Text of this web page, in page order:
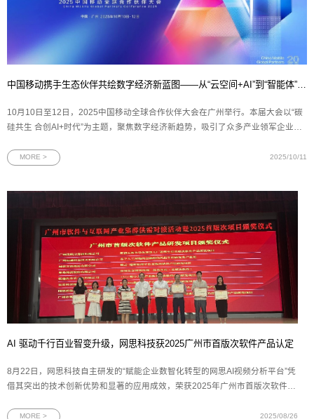
中国移动携手生态伙伴共绘数字经济新蓝图——从“云空间+AI”到“智能体”，再到“数盾”可信流通
10月10日至12日，2025中国移动全球合作伙伴大会在广州举行。本届大会以“碳
硅共生 合创AI+时代”为主题，聚焦数字经济新趋势，吸引了众多产业领军企业与
中移互联网有限公司连续发布多项战略合作与产品成果——中国移动云盘携手新
MORE > 2025/10/11
AI 驱动千行百业智变升级，网思科技获2025广州市首版次软件产品认定
8月22日，网思科技自主研发的“赋能企业数智化转型的网思AI视频分析平台”凭
借其突出的技术创新优势和显著的应用成效，荣获2025年广州市首版次软件产
技多年来坚持自主研发、深耕数智化领域的有力见证。图为网思科技代表（右
MORE > 2025/08/26